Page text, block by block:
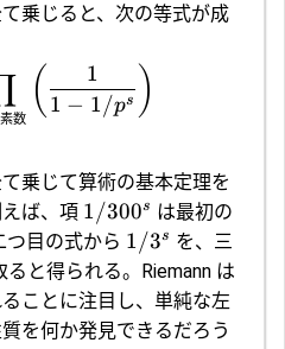
乗じると、次の等式が成
素数
( 1 − 1/ps
1 )
乗じて算術の基本定理を
ば、項 1/300s は最初の
つ目の式から 1/3s を、三
ると得られる。Riemann は
ことに注目し、単純な左
を何か発見できるだろう